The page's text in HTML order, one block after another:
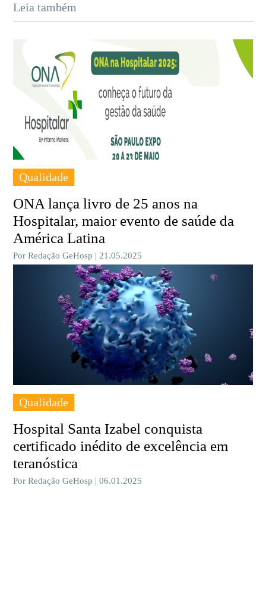
Leia também
Qualidade
ONA lança livro de 25 anos na
Hospitalar, maior evento de saúde da
América Latina
Por Redação GeHosp | 21.05.2025
Qualidade
Hospital Santa Izabel conquista
certificado inédito de excelência em
teranóstica
Por Redação GeHosp | 06.01.2025